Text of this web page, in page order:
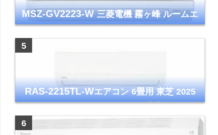
MSZ-GV2223-W三菱電機 霧ヶ峰 ルームエ
アコン GVシリーズ おもに6畳用 ピュアホワ
RAS-2215TL-Wエアコン 6畳用 東芝 2025
年モデル TLシリーズ ホワイト 壁掛け クーラ
ー コンパクト 清潔